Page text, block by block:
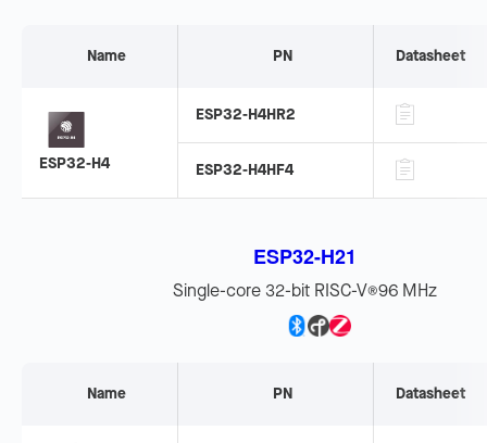
Name PN Datasheet
ESP32-H4
ESP32-H4HR2
ESP32-H4HF4
ESP32-H21
Single-core 32-bit RISC-V®96 MHz
Name PN Datasheet